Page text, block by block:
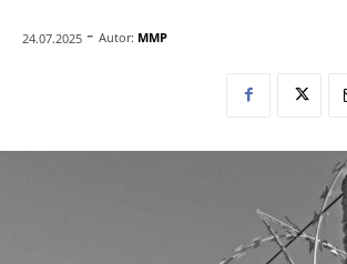
24.07.2025 - Autor: MMP